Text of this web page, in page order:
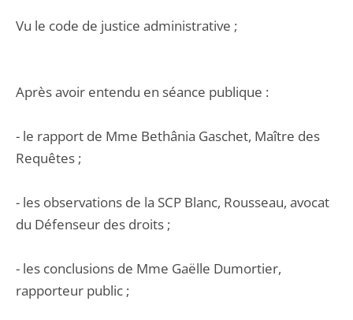
Vu le code de justice administrative ;
Après avoir entendu en séance publique :
- le rapport de Mme Bethânia Gaschet, Maître des
Requêtes ;
- les observations de la SCP Blanc, Rousseau, avocat
du Défenseur des droits ;
- les conclusions de Mme Gaëlle Dumortier,
rapporteur public ;